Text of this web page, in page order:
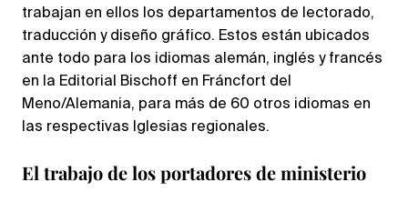
trabajan en ellos los departamentos de lectorado,
traducción y diseño gráfico. Estos están ubicados
ante todo para los idiomas alemán, inglés y francés
en la Editorial Bischoff en Fráncfort del
Meno/Alemania, para más de 60 otros idiomas en
las respectivas Iglesias regionales.
El trabajo de los portadores de ministerio